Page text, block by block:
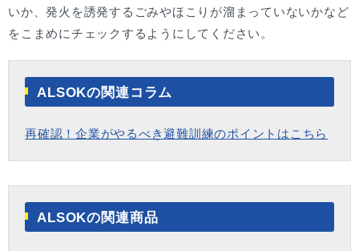
いか、発火を誘発するごみやほこりが溜まっていないかなど
をこまめにチェックするようにしてください。
ALSOKの関連コラム
再確認！企業がやるべき避難訓練のポイントはこちら
ALSOKの関連商品